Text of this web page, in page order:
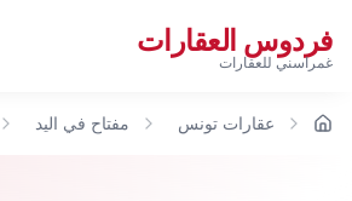
فردوس العقارات
غمراسني للعقارات
الرئيسية عقارات تونس مفتاح في اليد